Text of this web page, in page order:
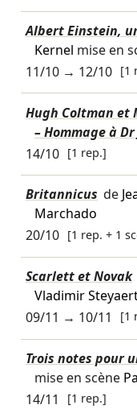
Albert Einstein,
Kernel mise en
11/10→ 12/10 [1
Hugh Coltman et
– Hommage à Dr
14/10 [1 rep.]
Britannicus de
Marchado
20/10 [1 rep. + 1
Scarlett et Novak
Vladimir
09/11 → 10/11 [1
Trois notes pour
mise en scène
14/11
[1 rep.]